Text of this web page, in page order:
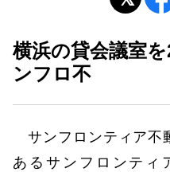
横浜の貸会議室
ンフロ不
サンフロンティア不
あるサンフロンティ